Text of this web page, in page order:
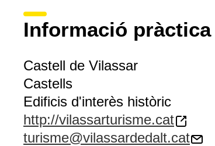
Informació pràctica
Castell de Vilassar
Castells
Edificis d'interès històric
http://vilassarturisme.cat
turisme@vilassardedalt.cat